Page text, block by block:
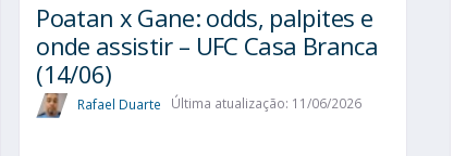
Poatan x Gane: odds, palpites e
onde assistir – UFC Casa Branca
(14/06)
Rafael Duarte Última atualização: 11/06/2026